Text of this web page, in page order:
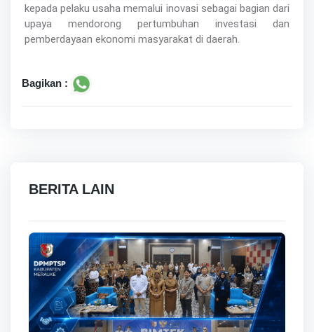
kepada pelaku usaha memalui inovasi sebagai bagian dari
upaya mendorong pertumbuhan investasi dan
pemberdayaan ekonomi masyarakat di daerah.
Bagikan :
BERITA LAIN